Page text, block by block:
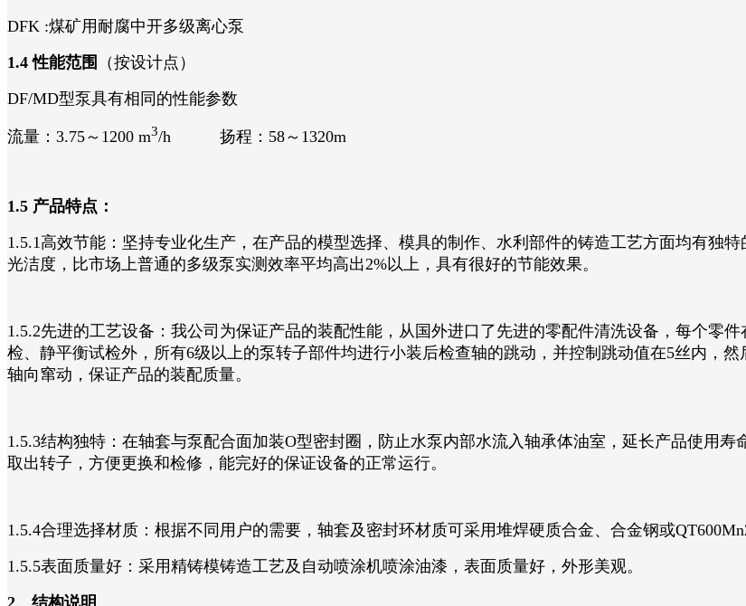
DFK :煤矿用耐腐中开多级离心泵
1.4 性能范围
（按设计点）
DF/MD型泵具有相同的性能参数
流量：3.75～1200 m3/h 扬程：58～1320m
1.5 产品特点：
1.5.1高效节能：坚持专业化生产，在产品的模型选择、模具的制作、水利部件的铸造工艺方面均有独
光洁度，比市场上普通的多级泵实测效率平均高出2%以上，具有很好的节能效果。
1.5.2先进的工艺设备：我公司为保证产品的装配性能，从国外进口了先进的零配件清洗设备，每个零
检、静平衡试检外，所有6级以上的泵转子部件均进行小装后检查轴的跳动，并控制跳动值在5丝内，
轴向窜动，保证产品的装配质量。
1.5.3结构独特：在轴套与泵配合面加装O型密封圈，防止水泵内部水流入轴承体油室，延长产品使用
取出转子，方便更换和检修，能完好的保证设备的正常运行。
1.5.4合理选择材质：根据不同用户的需要，轴套及密封环材质可采用堆焊硬质合金、合金钢或
1.5.5表面质量好：采用精铸模铸造工艺及自动喷涂机喷涂油漆，表面质量好，外形美观。
2、结构说明